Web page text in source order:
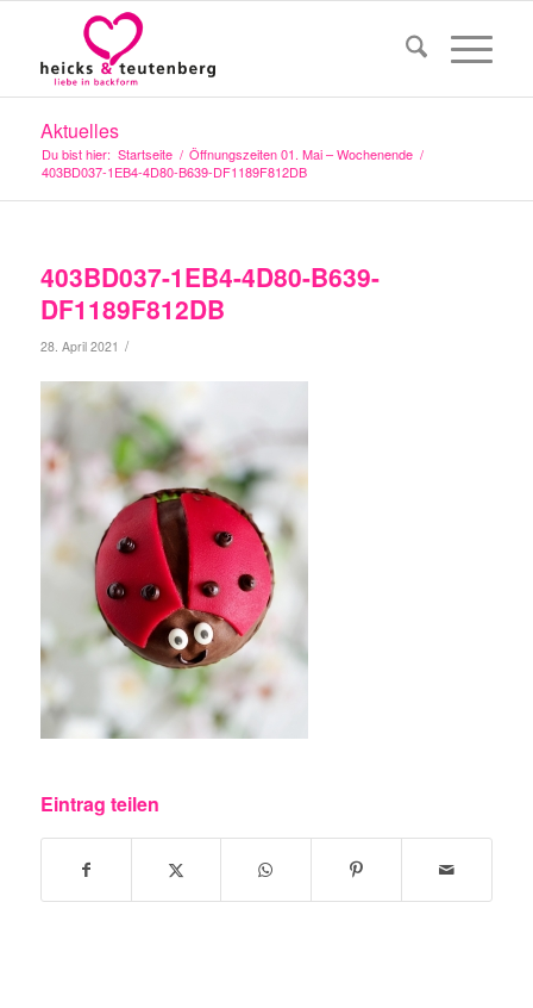
Aktuelles
Du bist hier: Startseite / Öffnungszeiten 01. Mai – Wochenende /
403BD037-1EB4-4D80-B639-DF1189F812DB
403BD037-1EB4-4D80-B639-
DF1189F812DB
28. April 2021 /
Eintrag teilen